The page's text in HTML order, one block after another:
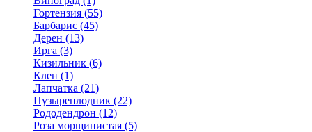
Гортензия (55)
Барбарис (45)
Дерен (13)
Ирга (3)
Кизильник (6)
Клен (1)
Лапчатка (21)
Пузыреплодник (22)
Рододендрон (12)
Роза морщинистая (5)